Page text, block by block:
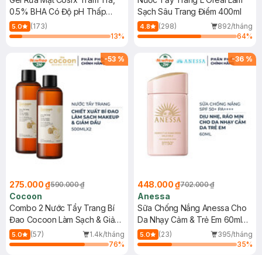
0.5% BHA Có Độ pH Thấp
150ml
5.0
(173)
13%
Sạch Sâu Trang Điểm 400ml
4.8 (298)
892/tháng
64%
-53 %
275.000 ₫590.000 ₫
Cocoon
Combo 2 Nước Tẩy Trang Bí
Đao Cocoon Làm Sạch & Giảm
Dầu 500ml
5.0 (57)
1.4k/tháng
76%
-36 %
448.000 ₫702.000 ₫
Anessa
Sữa Chống Nắng Anessa Cho
Da Nhạy Cảm & Trẻ Em 60ml
(Mới)
5.0 (23)
395/tháng
35%